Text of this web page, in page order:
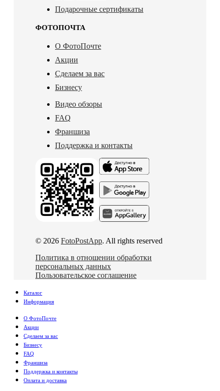
Подарочные сертификаты
ФОТОПОЧТА
О ФотоПочте
Акции
Сделаем за вас
Бизнесу
Видео обзоры
FAQ
Франшиза
Поддержка и контакты
© 2026 FotoPostApp. All rights reserved
Политика в отношении обработки
персональных данных
Пользовательское соглашение
Каталог
Информация
О ФотоПочте
Акции
Сделаем за вас
Бизнесу
FAQ
Франшиза
Поддержка и контакты
Оплата и доставка